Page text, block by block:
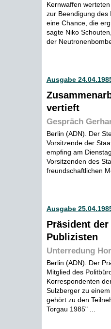
Kernwaffen
zur Beendigung des
eine Chance, die
sagte Niko
der
Ausgabe
vertieft
Gespräch
Berlin (ADN). Der
Vorsitzende der
empfing am
Vorsitzenden des
freundschaftlichen
Ausgabe
Präsident
Publizisten
Unterredung
Berlin (ADN). Der
Mitglied des
Korrespondenten
Sulzberger zu
gehört zu den
Torgau 1985" ...